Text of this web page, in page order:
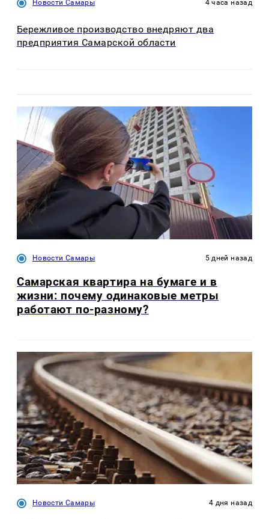
Новости Самары 4 часа назад
Бережливое производство внедряют два
предприятия Самарской области
Новости Самары 5 дней назад
Самарская квартира на бумаге и в
жизни: почему одинаковые метры
работают по-разному?
Новости Самары 4 дня назад